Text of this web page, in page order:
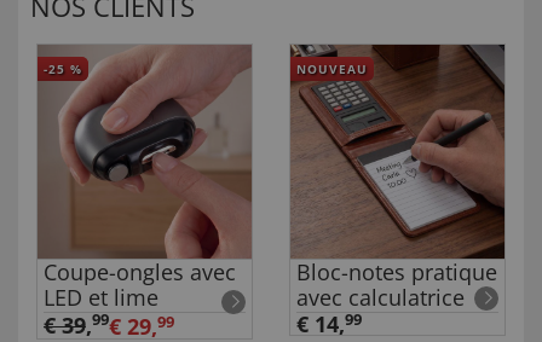
-25 %
Coupe-ongles avec
LED et lime
€ 39,99€ 29,99
NOUVEAU
Bloc-notes pratique
avec calculatrice
€ 14,99